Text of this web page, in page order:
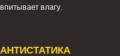
впитывает влагу.
АНТИСТАТИКА